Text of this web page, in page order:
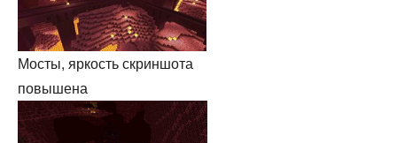
Мосты, яркость скриншота
повышена